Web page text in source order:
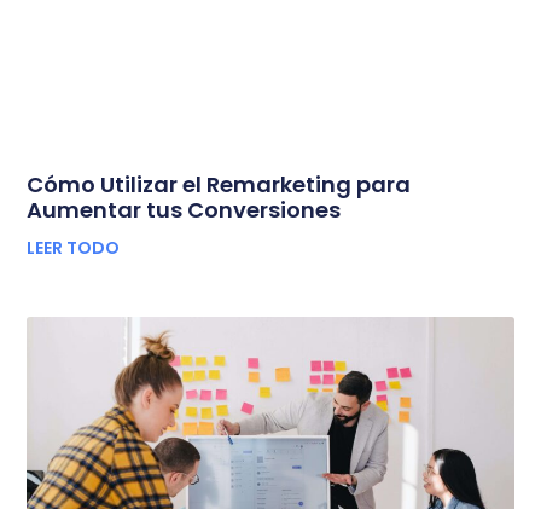
Cómo Utilizar el Remarketing para
Aumentar tus Conversiones
LEER TODO